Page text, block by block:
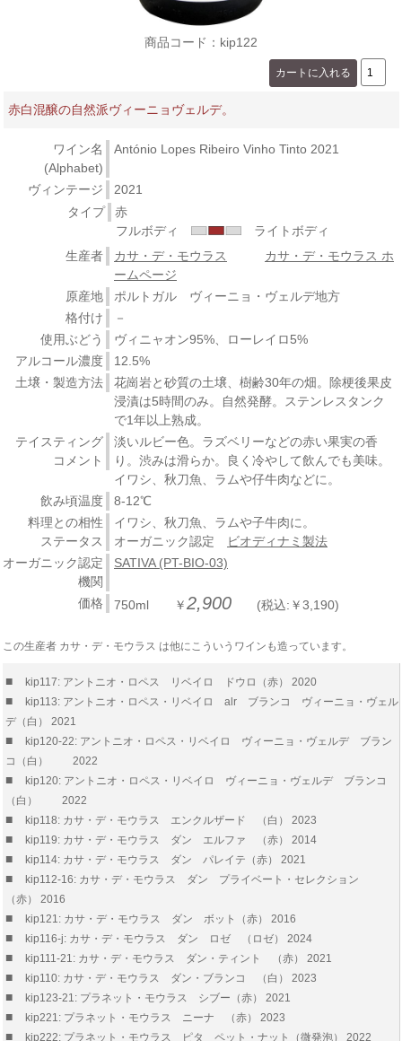
商品コード：kip122
赤白混醸の自然派ヴィーニョヴェルデ。
ワイン名
(Alphabet)
António Lopes Ribeiro Vinho Tinto 2021
ヴィンテージ
2021
タイプ
赤
フルボディ
ライトボディ
生産者
カサ・デ・モウラス
カサ・デ・モウラス ホ
ームページ
原産地
ポルトガル ヴィーニョ・ヴェルデ地方
格付け
－
使用ぶどう
ヴィニャオン95%、ローレイロ5%
アルコール濃度
12.5%
土壌・製造方法
花崗岩と砂質の土壌、樹齢30年の畑。除梗後果皮
浸漬は5時間のみ。自然発酵。ステンレスタンク
で1年以上熟成。
テイスティング
コメント
淡いルビー色。ラズベリーなどの赤い果実の香
り。渋みは滑らか。良く冷やして飲んでも美味。
イワシ、秋刀魚、ラムや仔牛肉などに。
飲み頃温度
8-12℃
料理との相性
イワシ、秋刀魚、ラムや子牛肉に。
ステータス
オーガニック認定
ビオディナミ製法
オーガニック認定
機関
SATIVA (PT-BIO-03)
価格 750ml ￥2,900 (税込:￥3,190)
この生産者 カサ・デ・モウラス は他にこういうワインも造っています。
■ kip117: アントニオ・ロペス リベイロ ドウロ（赤） 2020
■ kip113: アントニオ・ロペス・リベイロ alr ブランコ ヴィーニョ・ヴェル
デ（白） 2021
■ kip120-22: アントニオ・ロペス・リベイロ ヴィーニョ・ヴェルデ ブラン
コ（白） 2022
■ kip120: アントニオ・ロペス・リベイロ ヴィーニョ・ヴェルデ ブランコ
（白） 2022
■ kip118: カサ・デ・モウラス エンクルザード （白） 2023
■ kip119: カサ・デ・モウラス ダン エルファ （赤） 2014
■ kip114: カサ・デ・モウラス ダン パレイテ（赤） 2021
■ kip112-16: カサ・デ・モウラス ダン プライベート・セレクション
（赤） 2016
■ kip121: カサ・デ・モウラス ダン ボット（赤） 2016
■ kip116-j: カサ・デ・モウラス ダン ロゼ （ロゼ） 2024
■ kip111-21: カサ・デ・モウラス ダン・ティント （赤） 2021
■ kip110: カサ・デ・モウラス ダン・ブランコ （白） 2023
■ kip123-21: プラネット・モウラス シブー（赤） 2021
■ kip221: プラネット・モウラス ニーナ （赤） 2023
■ kip222: プラネット・モウラス ピタ ペット・ナット（微発泡） 2022